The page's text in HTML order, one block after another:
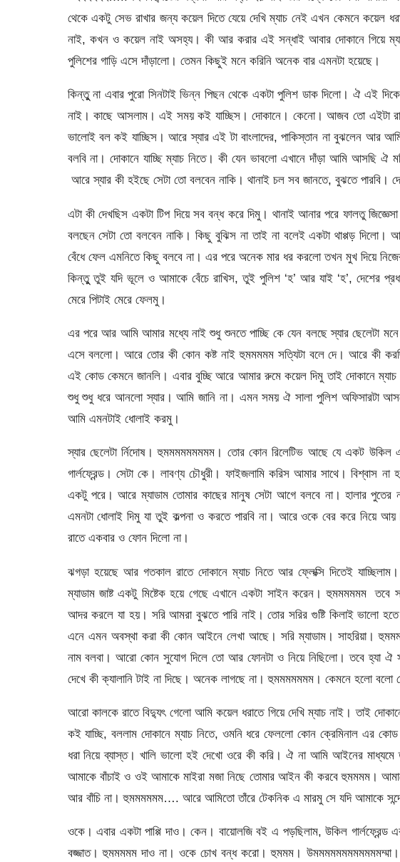
থেকে একটু সেভ রাখার জন্য কয়েল দিতে যেয়ে দেখি ম্যাচ নেই এখন কেমনে কয়েল
নাই, কখন ও কয়েল নাই অসহ্য। কী আর করার এই সন্ধাই আবার দোকানে গিয়ে
পুলিশের গাড়ি এসে দাঁড়ালো। তেমন কিছুই মনে করিনি অনেক বার এমনটা হয়েছে।
কিন্তুু না এবার পুরো সিনটাই ভিন্ন পিছন থেকে একটা পুলিশ ডাক দিলো। ঐ এই
নাই। কাছে আসলাম। এই সময় কই যাচ্ছিস। দোকানে। কেনো। আজব তো এইটা
ভালোই বল কই যাচ্ছিস। আরে স্যার এই টা বাংলাদের, পাকিস্তান না বুঝলেন আর
বলবি না। দোকানে যাচ্ছি ম্যাচ নিতে। কী যেন ভাবলো এখানে দাঁড়া আমি আসছি
আরে স্যার কী হইছে সেটা তো বলবেন নাকি। থানাই চল সব জানতে, বুঝতে পারবি।
এটা কী দেখছিস একটা টিপ দিয়ে সব বন্ধ করে দিমু। থানাই আনার পরে ফালতু
বলছেন সেটা তো বলবেন নাকি। কিছু বুঝিস না তাই না বলেই একটা থাপ্পড়
বেঁধে ফেল এমনিতে কিছু বলবে না। এর পরে অনেক মার ধর করলো তখন মুখ দিয়ে
কিন্তুু তুই যদি ভূলে ও আমাকে বেঁচে রাখিস, তুই পুলিশ ‘হ’ আর যাই ‘হ’, দেশের
মেরে পিটাই মেরে ফেলমু।
এর পরে আর আমি আমার মধ্যে নাই শুধু শুনতে পাচ্ছি কে যেন বলছে স্যার ছেলেটা
এসে বললো। আরে তোর কী কোন কষ্ট নাই হুমমমমম সত্যিটা বলে দে। আরে কী
এই কোড কেমনে জানলি। এবার বুচ্ছি আরে আমার রুমে কয়েল দিমু তাই দোকানে ম্যাচ
শুধু শুধু ধরে আনলো স্যার। আমি জানি না। এমন সময় ঐ সালা পুলিশ অফিসারটা
আমি এমনটাই ধোলাই করমু।
স্যার ছেলেটা র্নিদোষ। হুমমমমমমমমম। তোর কোন রিলেটিভ আছে যে একট উকিল
গার্লফ্রেন্ড। সেটা কে। লাবণ্য চৌধুরী। ফাইজলামি করিস আমার সাথে। বিশ্বাস
একটু পরে। আরে ম্যাডাম তোমার কাছের মানুষ সেটা আগে বলবে না। হালার পুতের
এমনটা ধোলাই দিমু যা তুই কল্পনা ও করতে পারবি না। আরে ওকে বের করে নিয়ে
রাতে একবার ও ফোন দিলো না।
ঝগড়া হয়েছে আর গতকাল রাতে দোকানে ম্যাচ নিতে আর ফ্লেক্সি দিতেই
ম্যাডাম জাষ্ট একটু মিষ্টেক হয়ে গেছে এখানে একটা সাইন করেন। হুমমমমমম
আদর করলে যা হয়। সরি আমরা বুঝতে পারি নাই। তোর সরির গুষ্টি কিলাই ভালো
এনে এমন অবস্থা করা কী কোন আইনে লেখা আছে। সরি ম্যাডাম। সাহরিয়া।
নাম বলবা। আরো কোন সুযোগ দিলে তো আর ফোনটা ও নিয়ে নিছিলো। তবে হ্যা
দেখে কী ক্যালানি টাই না দিছে। অনেক লাগছে না। হুমমমমমমম। কেমনে হলো বলো
আরো কালকে রাতে বিদ্যুৎ গেলো আমি কয়েল ধরাতে গিয়ে দেখি ম্যাচ নাই। তাই
কই যাচ্ছি, বললাম দোকানে ম্যাচ নিতে, ওমনি ধরে ফেললো কোন ক্রেমিনাল এর
ধরা নিয়ে ব্যাস্ত। খালি ভালো হই দেখো ওরে কী করি। ঐ না আমি আইনের
আমাকে বাঁচাই ও ওই আমাকে মাইরা মজা নিছে তোমার আইন কী করবে হুমমমম।
আর বাঁচি না। হুমমমমমম…. আরে আমিতো তাঁরে টেকনিক এ মারমু সে যদি আমাকে
ওকে। এবার একটা পাপ্পি দাও। কেন। বায়োলজি বই এ পড়ছিলাম, উকিল গার্লফ্রেন্ড এর
বজ্জাত। হুমমমমম দাও না। ওকে চোখ বন্ধ করো। হুমমম। উমমমমমমমমমমমমম্মা।